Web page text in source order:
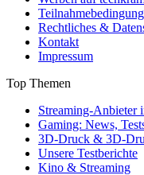
Rechtliches &
Kontakt
Impressum
Top Themen
Streaming-Anbieter
Gaming: News,
3D-Druck & 3D-
Unsere Testberichte
Kino & Streaming